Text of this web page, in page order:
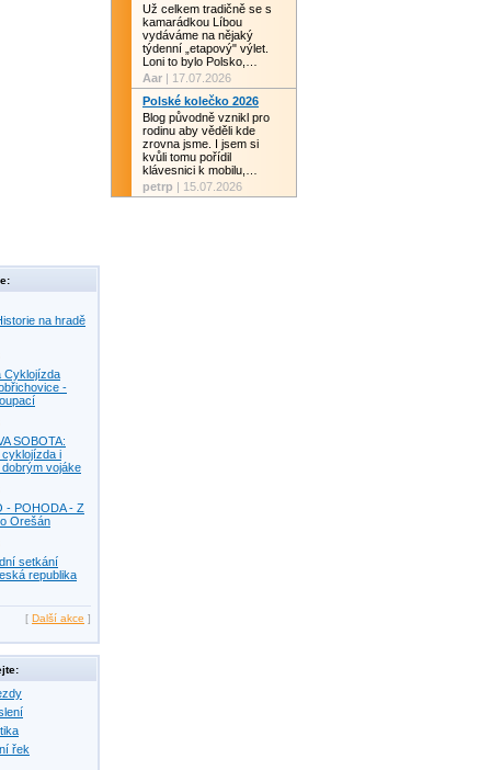
na hradě
Cyklojízda
-
SOBOTA:
i
vojáke
- POHODA - Z
Orešán
setkání
republika
[ Další akce ]
řek
Už celkem tradičně se s
kamarádkou Líbou
vydáváme na nějaký
týdenní „etapový" výlet.
Loni to bylo Polsko,…
Aar | 17.07.2026
Polské kolečko 2026
Blog původně vznikl pro
rodinu aby věděli kde
zrovna jsme. I jsem si
kvůli tomu pořídil
klávesnici k mobilu,…
petrp | 15.07.2026